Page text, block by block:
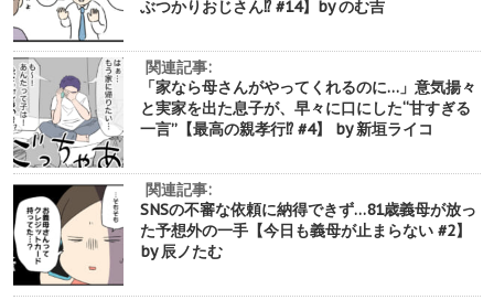
ぶつかりおじさん⁉︎ #14】by のむ吉
関連記事:
「家なら母さんがやってくれるのに…」意気揚々
と実家を出た息子が、早々に口にした“甘すぎる
一言”【最高の親孝行⁉︎ #4】 by 新垣ライコ
関連記事:
SNSの不審な依頼に納得できず…81歳義母が放っ
た予想外の一手【今日も義母が止まらない #2】
by 辰ノたむ